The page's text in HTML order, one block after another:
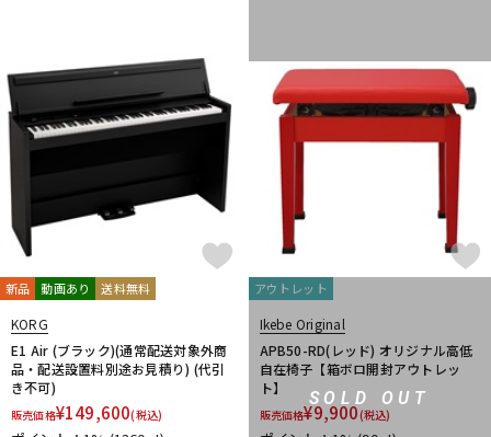
新品 動画あり 送料無料
KORG
E1 Air (ブラック)(通常配送対象外商
品・配送設置料別途お見積り) (代引
き不可)
販売価格¥149,600(税込)
SOLD OUT
アウトレット
Ikebe Original
APB50-RD(レッド) オリジナル高低
自在椅子【箱ボロ開封アウトレッ
ト】
販売価格¥9,900(税込)